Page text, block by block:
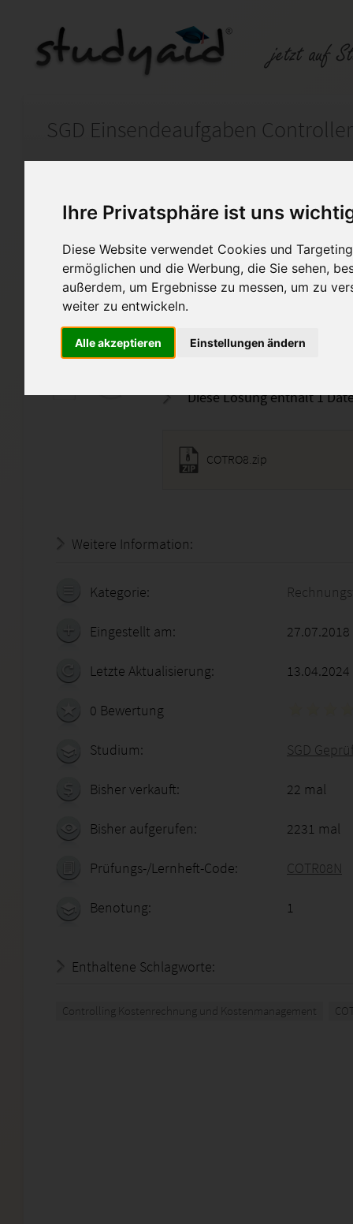
Ihre Privatsphäre ist uns
Diese Website verwendet Cookies und
ermöglichen und die Werbung, die Sie sehen,
außerdem, um Ergebnisse zu messen, um zu
weiter zu entwickeln.
Alle akzeptieren Einstellungen ändern
Rechnungswesen
Controlling
Lösung der
Kostenrechnung und
- Bitte nutzen Sie diese
Diese Lösung enthält 1
COTRO8.zip
Weitere Information:
Kategorie:
Eingestellt am:
Letzte Aktualisierung: 13.04.2024
0 Bewertung
Studium: SGD
Bisher verkauft: 22 mal
Bisher aufgerufen: 2231 mal
Prüfungs-/Lernheft-Code: COTR08N
Benotung: 1
Enthaltene Schlagworte:
Controlling Kostenrechnung und Kostenmanagement